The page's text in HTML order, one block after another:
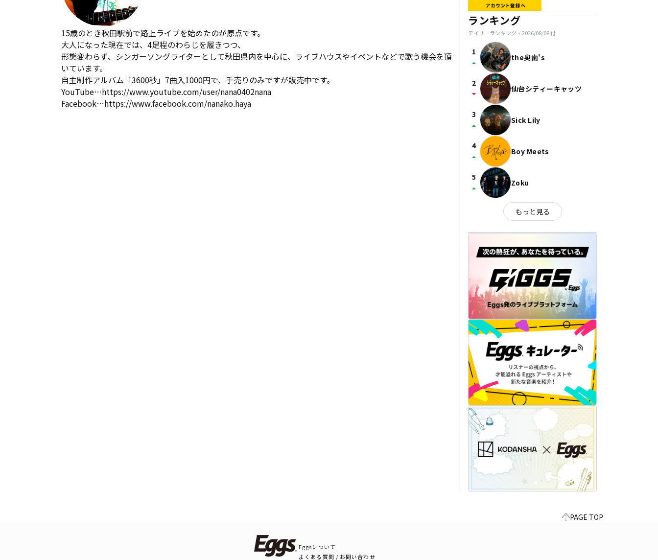
15歳のとき秋田駅前で路上ライブを始めたのが原点です。
大人になった現在では、4足程のわらじを履きつつ、
形態変わらず、シンガーソングライターとして秋田県内を中心に、ライブハウスやイベントなどで歌う機会を頂
いています。
自主制作アルバム「3600秒」7曲入1000円で、手売りのみですが販売中です。
YouTube…https://www.youtube.com/user/nana0402nana
Facebook…https://www.facebook.com/nanako.haya
ランキング
デイリーランキング・ 2026/08/08付
1
arrow_drop_up the奥歯's
2
arrow_drop_down 仙台シティーキャッツ
3
arrow_drop_up Sick Lily
4
arrow_drop_up Boy Meets
5
arrow_drop_up Zoku
もっと見る
PAGE TOP
Eggsについて
よくある質問 / お問い合わせ